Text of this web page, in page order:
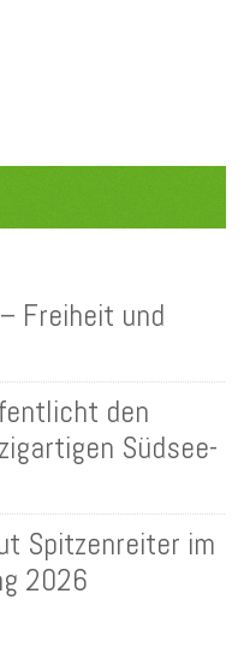
Freiheit und
den
Südsee-
Spitzenreiter im
2026